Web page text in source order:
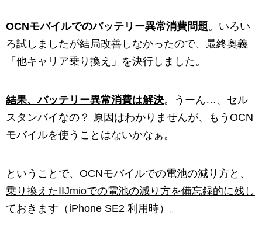
OCNモバイルでのバッテリー異常消費問題。いろい
ろ試しましたが結局改善しなかったので、最終奥義
「他キャリア乗り換え」を決行しました。
結果、バッテリー異常消費は解決。うーん…、セル
スタンバイなの？ 原因はわかりませんが、もうOCN
モバイルを使うことはないかなぁ。
ということで、 OCNモバイルでの電池の減り方と、
乗り換えたIIJmioでの電池の減り方を備忘録的に残し
ておきます （iPhone SE2 利用時）。